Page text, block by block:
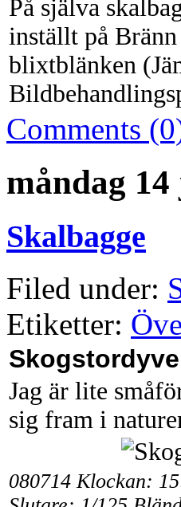
På själva
inställt på
blixtblänken
Comments
måndag
Skalbagge
Filed under:
Etiketter:
Jag är lite
sig fram i
080714 Klockan: